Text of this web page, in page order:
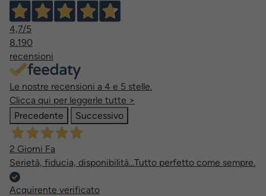
4,7/5
8.190
recensioni
Le nostre recensioni a 4 e 5 stelle.
Clicca qui per leggerle tutte >
Precedente
Successivo
2 Giorni Fa
Serietà, fiducia, disponibilità...Tutto perfetto come sempre.
Acquirente verificato